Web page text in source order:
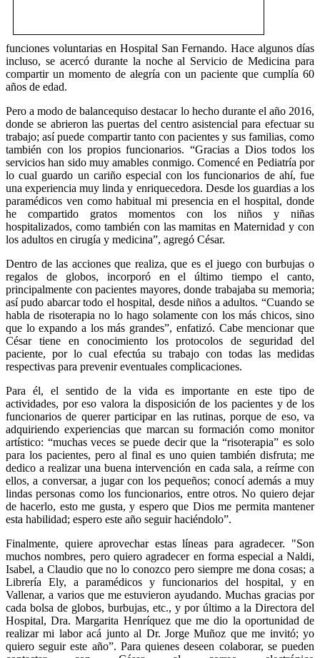
funciones voluntarias en Hospital San Fernando. Hace algunos días
incluso, se acercó durante la noche al Servicio de Medicina para
compartir un momento de alegría con un paciente que cumplía 60
años de edad.
Pero a modo de balancequiso destacar lo hecho durante el año 2016,
donde se abrieron las puertas del centro asistencial para efectuar su
trabajo; así puede compartir tanto con pacientes y sus familias, como
también con los propios funcionarios. “Gracias a Dios todos los
servicios han sido muy amables conmigo. Comencé en Pediatría por
lo cual guardo un cariño especial con los funcionarios de ahí, fue
una experiencia muy linda y enriquecedora. Desde los guardias a los
paramédicos ven como habitual mi presencia en el hospital, donde
he compartido gratos momentos con los niños y niñas
hospitalizados, como también con las mamitas en Maternidad y con
los adultos en cirugía y medicina”, agregó César.
Dentro de las acciones que realiza, que es el juego con burbujas o
regalos de globos, incorporó en el último tiempo el canto,
principalmente con pacientes mayores, donde trabajaba su memoria;
así pudo abarcar todo el hospital, desde niños a adultos. “Cuando se
habla de risoterapia no lo hago solamente con los más chicos, sino
que lo expando a los más grandes”, enfatizó. Cabe mencionar que
César tiene en conocimiento los protocolos de seguridad del
paciente, por lo cual efectúa su trabajo con todas las medidas
respectivas para prevenir eventuales complicaciones.
Para él, el sentido de la vida es importante en este tipo de
actividades, por eso valora la disposición de los pacientes y de los
funcionarios de querer participar en las rutinas, porque de eso, va
adquiriendo experiencias que marcan su formación como monitor
artístico: “muchas veces se puede decir que la “risoterapia” es solo
para los pacientes, pero al final es uno quien también disfruta; me
dedico a realizar una buena intervención en cada sala, a reírme con
ellos, a conversar, a jugar con los pequeños; conocí además a muy
lindas personas como los funcionarios, entre otros. No quiero dejar
de hacerlo, esto me gusta, y espero que Dios me permita mantener
esta habilidad; espero este año seguir haciéndolo”.
Finalmente, quiere aprovechar estas líneas para agradecer. "Son
muchos nombres, pero quiero agradecer en forma especial a Naldi,
Isabel, a Claudio que no lo conozco pero siempre me dona cosas; a
Librería Ely, a paramédicos y funcionarios del hospital, y en
Vallenar, a varios que me estuvieron ayudando. Muchas gracias por
cada bolsa de globos, burbujas, etc., y por último a la Directora del
Hospital, Dra. Margarita Henríquez que me dio la oportunidad de
realizar mi labor acá junto al Dr. Jorge Muñoz que me invitó; yo
quiero seguir este año”. Para quienes deseen colaborar, se pueden